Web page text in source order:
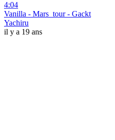
4:04
Vanilla - Mars_tour - Gackt
Yachiru
il y a 19 ans